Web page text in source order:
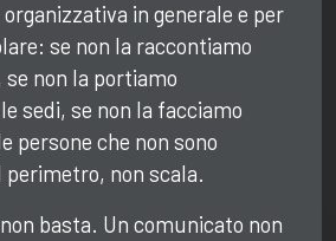
in generale e per
se non la raccontiamo
non la portiamo
sedi, se non la facciamo
persone che non sono
non scala.
basta. Un comunicato non